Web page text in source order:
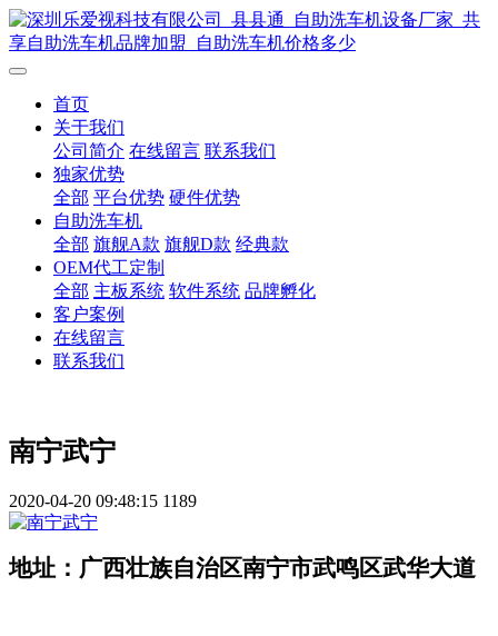
首页
关于我们
公司简介 在线留言 联系我们
独家优势
全部 平台优势 硬件优势
自助洗车机
全部 旗舰A款 旗舰D款 经典款
OEM代工定制
全部 主板系统 软件系统 品牌孵化
客户案例
在线留言
联系我们
南宁武宁
2020-04-20 09:48:15 1189
地址： 广西壮族自治区南宁市武鸣区武华大道